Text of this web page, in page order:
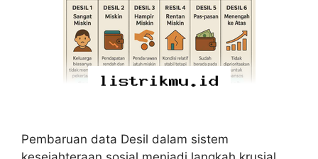
Pembaruan data Desil dalam sistem